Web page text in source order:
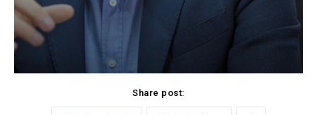
Share post: